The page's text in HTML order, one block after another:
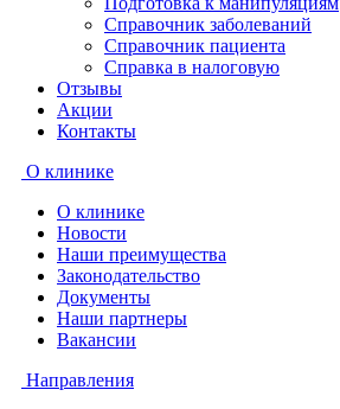
Справочник заболеваний
Справочник пациента
Справка в налоговую
Отзывы
Акции
Контакты
О клинике
О клинике
Новости
Наши преимущества
Законодательство
Документы
Наши партнеры
Вакансии
Направления